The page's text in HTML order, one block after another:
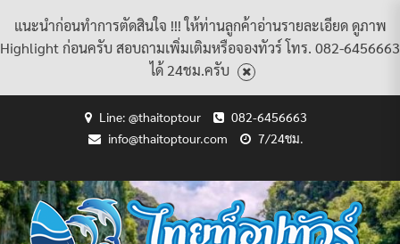
แนะนำก่อนทำการตัดสินใจ !!! ให้ท่านลูกค้าอ่านรายละเอียด ดูภาพ
Highlight ก่อนครับ สอบถามเพิ่มเติมหรือจองทัวร์ โทร. 082-6456663
ได้ 24ชม.ครับ
Line: @thaitoptour
082-6456663
info@thaitoptour.com
7/24ชม.
USACCOUNT
POLICY
AND
CONDITIONS
แพ็คเกจ
ทัวร์
ทั้งหมด
ต้อนรับ
สู่
ไทย
กับ
เรา
ทัวร์
ทั้งหมด